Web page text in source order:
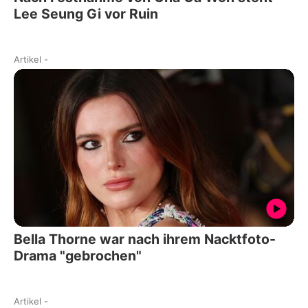
Lee Seung Gi vor Ruin
Artikel -
Bella Thorne war nach ihrem Nacktfoto-
Drama "gebrochen"
Artikel -